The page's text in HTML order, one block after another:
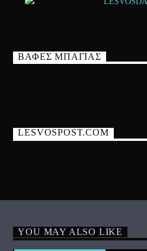
ΒΑΦΕΣ ΜΠΑΓΙΑΣ
LESVOSPOST.COM
YOU MAY ALSO LIKE